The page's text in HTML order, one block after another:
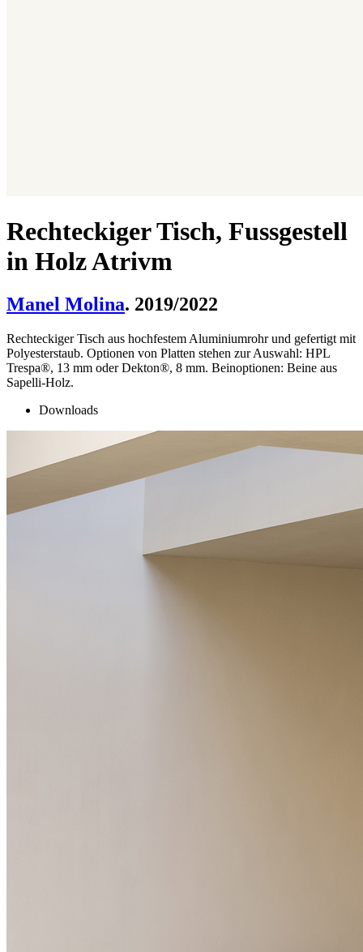
Rechteckiger Tisch, Fussgestell
in Holz Atrivm
Manel Molina. 2019/2022
Rechteckiger Tisch aus hochfestem Aluminiumrohr und gefertigt mit
Polyesterstaub. Optionen von Platten stehen zur Auswahl: HPL
Trespa®, 13 mm oder Dekton®, 8 mm. Beinoptionen: Beine aus
Sapelli-Holz.
Downloads